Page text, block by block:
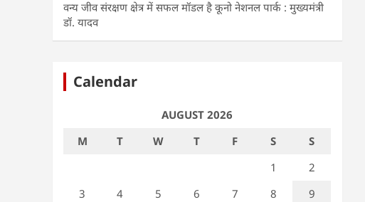
वन्य जीव संरक्षण क्षेत्र में सफल मॉडल है कूनो नेशनल पार्क : मुख्यमंत्री
डॉ. यादव
Calendar
AUGUST 2026
M
T W T F S
S
1
2
3
4 5 6 7 8
9